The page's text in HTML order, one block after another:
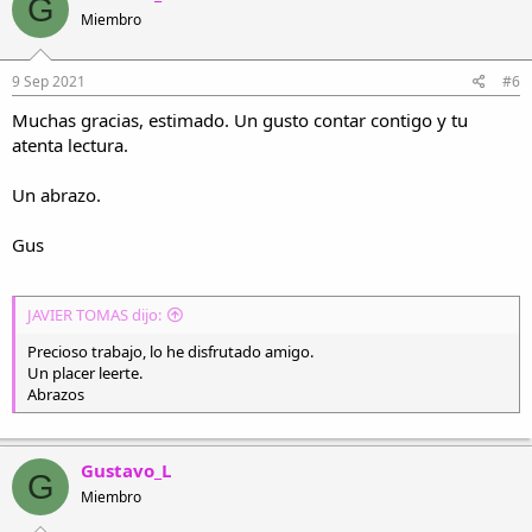
c
i
o
n
e
s
:
G Miembro
9 Sep 2021 #6
Muchas gracias, estimado. Un gusto contar contigo y tu
atenta lectura.
Un abrazo.
Gus
JAVIER TOMAS dijo:
Precioso trabajo, lo he disfrutado amigo.
Un placer leerte.
Abrazos
G Gustavo_L
Miembro